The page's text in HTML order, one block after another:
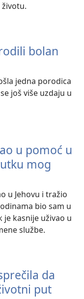
bolan
jedna porodica
još više uzdaju u
u pomoć u
mog
u Jehovu i tražio
bio sam u
kasnije uživao u
službe.
da
put